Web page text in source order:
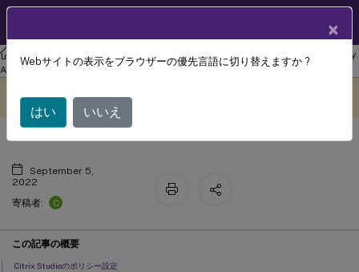
リナックス バーチャル デリバリー エージェント
Linux Virtual Delivery
Agent 2204
翻訳されています。
ポリシーおよびLDAPサーバーの設定
September 5,
2022
寄稿者:
C
この記事の概要
Citrix Studioのポリシー設定
×
Webサイトの表示をブラウザーの優先言語に切り替えますか ?
はい いいえ